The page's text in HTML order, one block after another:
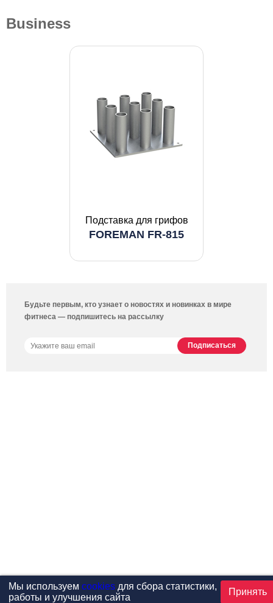
Business
Подставка для грифов
FOREMAN FR-815
Будьте первым, кто узнает о новостях и новинках в мире
фитнеса — подпишитесь на рассылку
Мы используем cookiesдля сбора статистики,
работы и улучшения сайта
Принять